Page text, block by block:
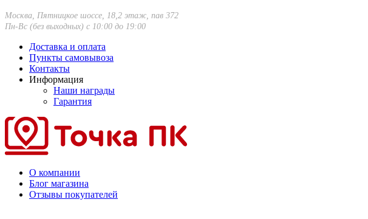
Москва, Пятницкое шоссе, 18,2 этаж, пав 372
Пн-Вс (без выходных) с 10:00 до 19:00
Доставка и оплата
Пункты самовывоза
Контакты
Информация
Наши награды
Гарантия
О компании
Блог магазина
Отзывы покупателей